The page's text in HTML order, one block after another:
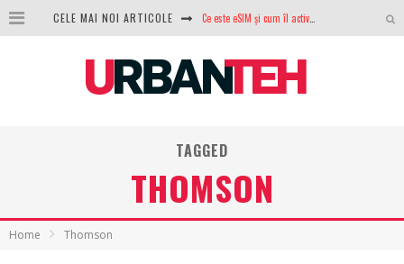
CELE MAI NOI ARTICOLE
100 GB de internet mobil gratuit de la Orange. Fără contract, fără acte și fără obligații
TAGGED
THOMSON
Home Thomson